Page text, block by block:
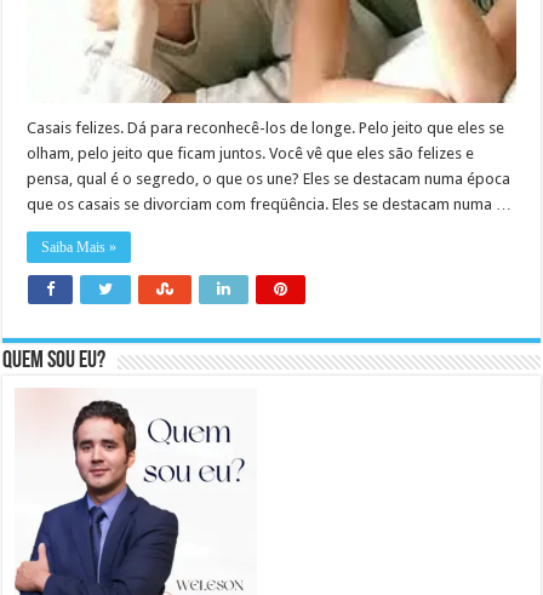
Casais felizes. Dá para reconhecê-los de longe. Pelo jeito que eles se
olham, pelo jeito que ficam juntos. Você vê que eles são felizes e
pensa, qual é o segredo, o que os une? Eles se destacam numa época
que os casais se divorciam com freqüência. Eles se destacam numa …
Saiba Mais »
Quem sou eu?